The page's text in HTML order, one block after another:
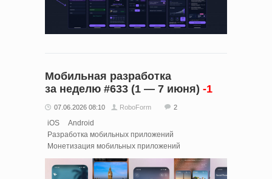
Мобильная разработка
за неделю #633 (1 — 7 июня) -1
07.06.2026 08:10 RoboForm 2
iOS
Android
Разработка мобильных приложений
Монетизация мобильных приложений